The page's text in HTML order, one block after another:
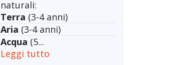
naturali:
Terra (3-4 anni)
Aria (3-4 anni)
Acqua (5...
Leggi tutto